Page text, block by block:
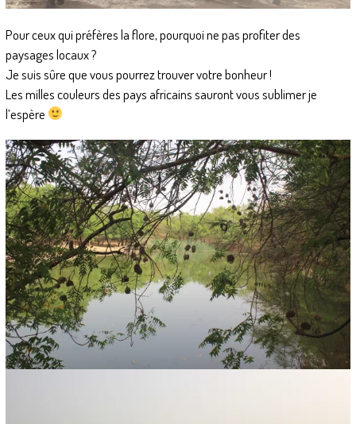
Pour ceux qui préfères la flore, pourquoi ne pas profiter des
paysages locaux ?
Je suis sûre que vous pourrez trouver votre bonheur !
Les milles couleurs des pays africains sauront vous sublimer je
l’espère